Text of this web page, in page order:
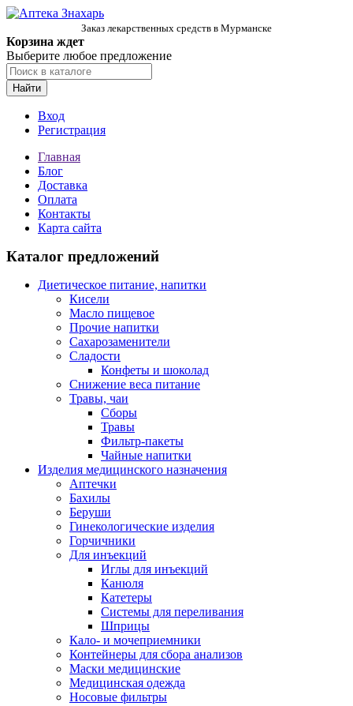
Заказ лекарственных средств в Мурманске
Корзина ждет
Выберите любое предложение
Найти
Вход
Регистрация
Главная
Блог
Доставка
Оплата
Контакты
Карта сайта
Каталог предложений
Диетическое питание, напитки
Кисели
Масло пищевое
Прочие напитки
Сахарозаменители
Сладости
Конфеты и шоколад
Снижение веса питание
Травы, чаи
Сборы
Травы
Фильтр-пакеты
Чайные напитки
Изделия медицинского назначения
Аптечки
Бахилы
Беруши
Гинекологические изделия
Горчичники
Для инъекций
Иглы для инъекций
Канюля
Катетеры
Системы для переливания
Шприцы
Кало- и мочеприемники
Контейнеры для сбора анализов
Маски медицинские
Медицинская одежда
Носовые фильтры